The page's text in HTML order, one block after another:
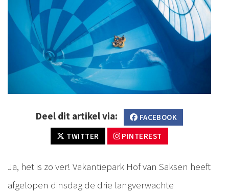
Deel dit artikel via:
FACEBOOK
TWITTER
PINTEREST
Ja, het is zo ver! Vakantiepark Hof van Saksen heeft
afgelopen dinsdag de drie langverwachte